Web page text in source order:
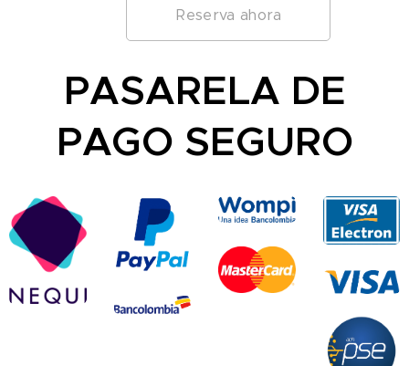
Reserva ahora
PASARELA DE
PAGO SEGURO